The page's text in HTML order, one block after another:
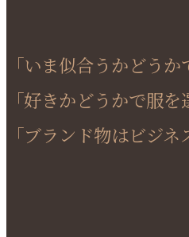
「いま似合うかどうか
「好きかどうかで服を
「ブランド物はビジネ